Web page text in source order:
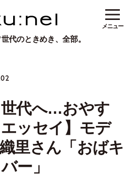
代のときめき、全部。
メニュー
世代へ…おやす
ッセイ】モデ
里さん「おばキ
ー」